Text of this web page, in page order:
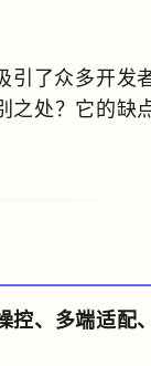
引了众多开发
处？它的缺
控、多端适配